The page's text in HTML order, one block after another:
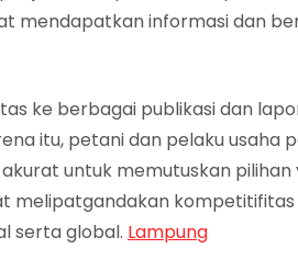
mendapatkan informasi dan
ke berbagai publikasi dan
itu, petani dan pelaku usaha
untuk memutuskan
melipatgandakan
serta global. Lampung